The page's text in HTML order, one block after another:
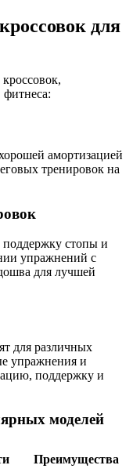
для
амортизацией
тренировок на
стопы и
упражнений с
для лучшей
для различных
упражнения и
поддержку и
моделей
Преимущества